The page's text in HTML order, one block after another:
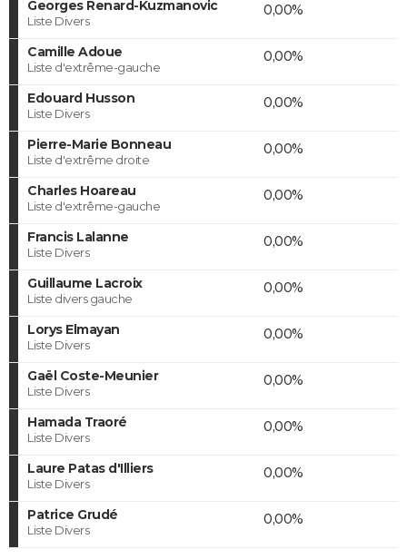
Georges Renard-Kuzmanovic
Liste Divers
0,00%
Camille Adoue
Liste d'extrême-gauche
0,00%
Edouard Husson
Liste Divers
0,00%
Pierre-Marie Bonneau
Liste d'extrême droite
0,00%
Charles Hoareau
Liste d'extrême-gauche
0,00%
Francis Lalanne
Liste Divers
0,00%
Guillaume Lacroix
Liste divers gauche
0,00%
Lorys Elmayan
Liste Divers
0,00%
Gaël Coste-Meunier
Liste Divers
0,00%
Hamada Traoré
Liste Divers
0,00%
Laure Patas d'Illiers
Liste Divers
0,00%
Patrice Grudé
Liste Divers
0,00%